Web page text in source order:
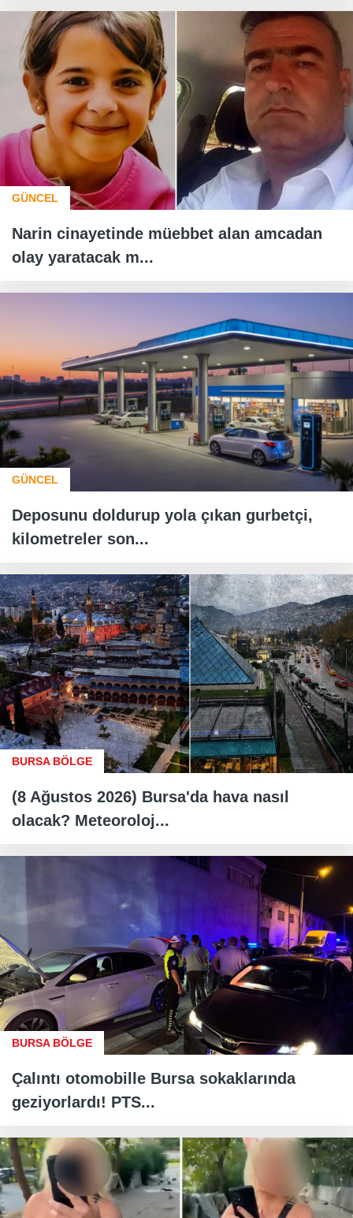
GÜNCEL
Narin cinayetinde müebbet alan amcadan
olay yaratacak m...
GÜNCEL
Deposunu doldurup yola çıkan gurbetçi,
kilometreler son...
BURSA BÖLGE
(8 Ağustos 2026) Bursa'da hava nasıl
olacak? Meteoroloj...
BURSA BÖLGE
Çalıntı otomobille Bursa sokaklarında
geziyorlardı! PTS...